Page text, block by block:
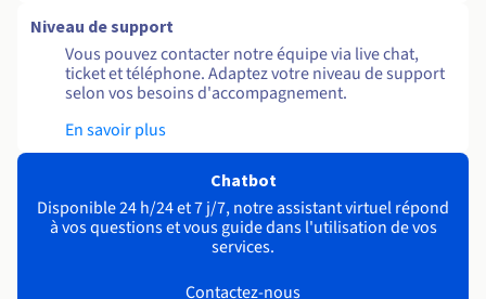
Niveau de support
Vous pouvez contacter notre équipe via live chat,
ticket et téléphone. Adaptez votre niveau de support
selon vos besoins d'accompagnement.
En savoir plus
Chatbot
Disponible 24 h/24 et 7 j/7, notre assistant virtuel répond
à vos questions et vous guide dans l'utilisation de vos
services.
Contactez-nous